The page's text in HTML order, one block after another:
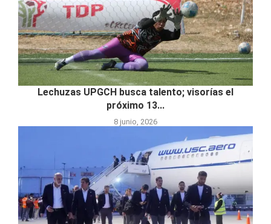
Lechuzas UPGCH busca talento; visorías el
próximo 13...
8 junio, 2026